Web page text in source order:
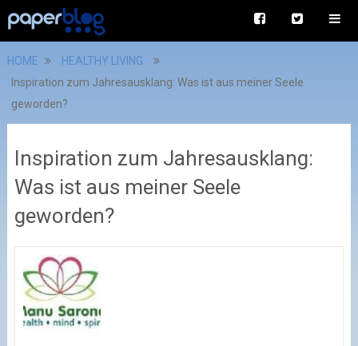
HOME
HEALTHY LIVING
Inspiration zum Jahresausklang: Was ist aus meiner Seele
geworden?
Inspiration zum Jahresausklang:
Was ist aus meiner Seele
geworden?